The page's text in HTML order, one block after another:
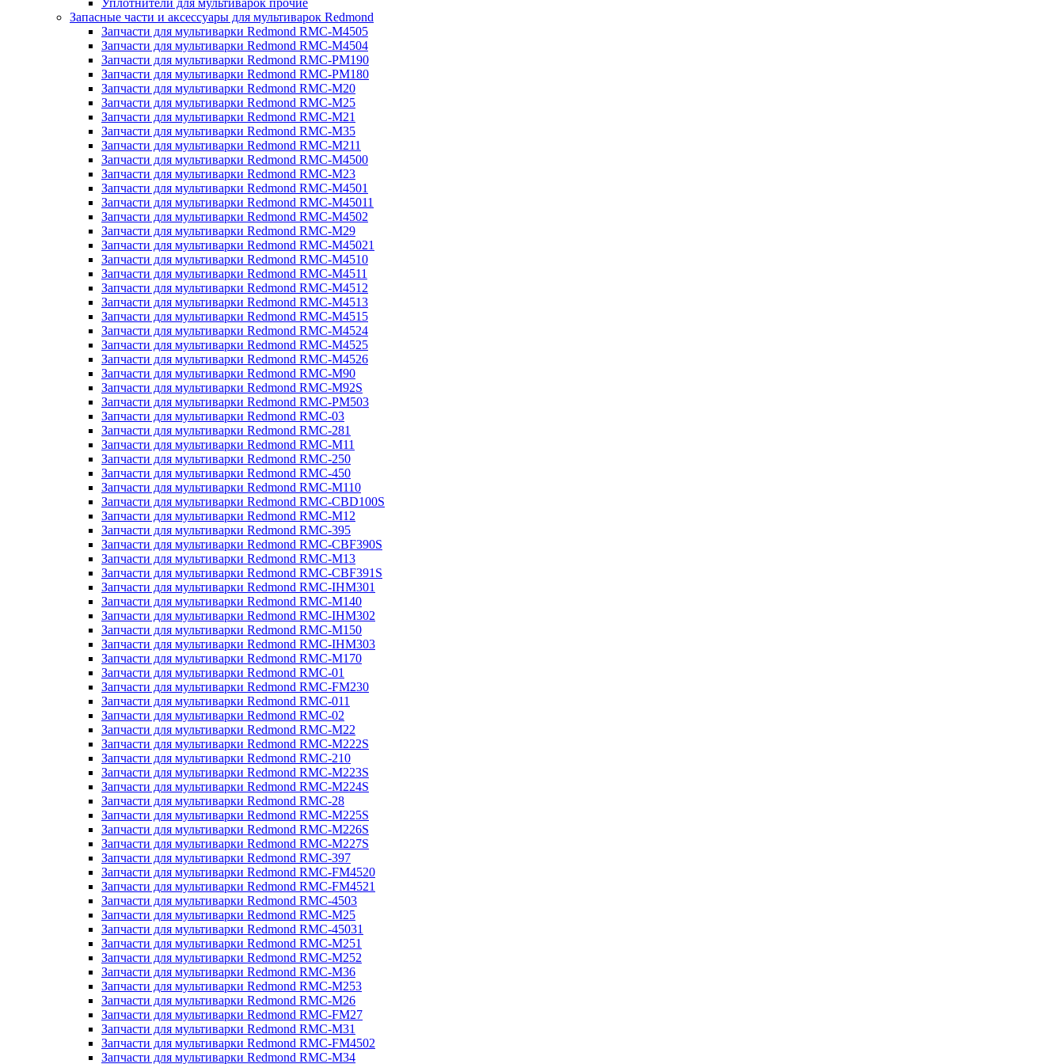
Уплотнители для мультиварок прочие
Запасные части и аксессуары для мультиварок Redmond
Запчасти для мультиварки Redmond RMC-M4505
Запчасти для мультиварки Redmond RMC-M4504
Запчасти для мультиварки Redmond RMC-PM190
Запчасти для мультиварки Redmond RMC-PM180
Запчасти для мультиварки Redmond RMC-M20
Запчасти для мультиварки Redmond RMC-M25
Запчасти для мультиварки Redmond RMC-M21
Запчасти для мультиварки Redmond RMC-M35
Запчасти для мультиварки Redmond RMC-M211
Запчасти для мультиварки Redmond RMC-M4500
Запчасти для мультиварки Redmond RMC-M23
Запчасти для мультиварки Redmond RMC-M4501
Запчасти для мультиварки Redmond RMC-M45011
Запчасти для мультиварки Redmond RMC-M4502
Запчасти для мультиварки Redmond RMC-M29
Запчасти для мультиварки Redmond RMC-M45021
Запчасти для мультиварки Redmond RMC-M4510
Запчасти для мультиварки Redmond RMC-M4511
Запчасти для мультиварки Redmond RMC-M4512
Запчасти для мультиварки Redmond RMC-M4513
Запчасти для мультиварки Redmond RMC-M4515
Запчасти для мультиварки Redmond RMC-M4524
Запчасти для мультиварки Redmond RMC-M4525
Запчасти для мультиварки Redmond RMC-M4526
Запчасти для мультиварки Redmond RMC-M90
Запчасти для мультиварки Redmond RMC-M92S
Запчасти для мультиварки Redmond RMC-PM503
Запчасти для мультиварки Redmond RMC-03
Запчасти для мультиварки Redmond RMC-281
Запчасти для мультиварки Redmond RMC-M11
Запчасти для мультиварки Redmond RMC-250
Запчасти для мультиварки Redmond RMC-450
Запчасти для мультиварки Redmond RMC-M110
Запчасти для мультиварки Redmond RMC-CBD100S
Запчасти для мультиварки Redmond RMC-M12
Запчасти для мультиварки Redmond RMC-395
Запчасти для мультиварки Redmond RMC-CBF390S
Запчасти для мультиварки Redmond RMC-M13
Запчасти для мультиварки Redmond RMC-CBF391S
Запчасти для мультиварки Redmond RMC-IHM301
Запчасти для мультиварки Redmond RMC-M140
Запчасти для мультиварки Redmond RMC-IHM302
Запчасти для мультиварки Redmond RMC-M150
Запчасти для мультиварки Redmond RMC-IHM303
Запчасти для мультиварки Redmond RMC-M170
Запчасти для мультиварки Redmond RMC-01
Запчасти для мультиварки Redmond RMC-FM230
Запчасти для мультиварки Redmond RMC-011
Запчасти для мультиварки Redmond RMC-02
Запчасти для мультиварки Redmond RMC-M22
Запчасти для мультиварки Redmond RMC-M222S
Запчасти для мультиварки Redmond RMC-210
Запчасти для мультиварки Redmond RMC-M223S
Запчасти для мультиварки Redmond RMC-M224S
Запчасти для мультиварки Redmond RMC-28
Запчасти для мультиварки Redmond RMC-M225S
Запчасти для мультиварки Redmond RMC-M226S
Запчасти для мультиварки Redmond RMC-M227S
Запчасти для мультиварки Redmond RMC-397
Запчасти для мультиварки Redmond RMC-FM4520
Запчасти для мультиварки Redmond RMC-FM4521
Запчасти для мультиварки Redmond RMC-4503
Запчасти для мультиварки Redmond RMC-M25
Запчасти для мультиварки Redmond RMC-45031
Запчасти для мультиварки Redmond RMC-M251
Запчасти для мультиварки Redmond RMC-M252
Запчасти для мультиварки Redmond RMC-M36
Запчасти для мультиварки Redmond RMC-M253
Запчасти для мультиварки Redmond RMC-M26
Запчасти для мультиварки Redmond RMC-FM27
Запчасти для мультиварки Redmond RMC-M31
Запчасти для мультиварки Redmond RMC-FM4502
Запчасти для мультиварки Redmond RMC-M34